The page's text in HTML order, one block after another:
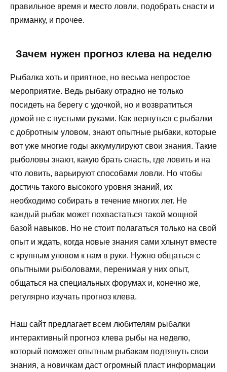
правильное время и место ловли, подобрать снасти и
приманку, и прочее.
Зачем нужен прогноз клева на неделю
Рыбалка хоть и приятное, но весьма непростое
мероприятие. Ведь рыбаку отрадно не только
посидеть на берегу с удочкой, но и возвратиться
домой не с пустыми руками. Как вернуться с рыбалки
с добротным уловом, знают опытные рыбаки, которые
вот уже многие годы аккумулируют свои знания. Такие
рыболовы знают, какую брать снасть, где ловить и на
что ловить, варьируют способами ловли. Но чтобы
достичь такого высокого уровня знаний, их
необходимо собирать в течение многих лет. Не
каждый рыбак может похвастаться такой мощной
базой навыков. Но не стоит полагаться только на свой
опыт и ждать, когда новые знания сами хлынут вместе
с крупным уловом к нам в руки. Нужно общаться с
опытными рыболовами, перенимая у них опыт,
общаться на специальных форумах и, конечно же,
регулярно изучать прогноз клева.
Наш сайт предлагает всем любителям рыбалки
интерактивный прогноз клева рыбы на неделю,
который поможет опытным рыбакам подтянуть свои
знания, а новичкам даст огромный пласт информации